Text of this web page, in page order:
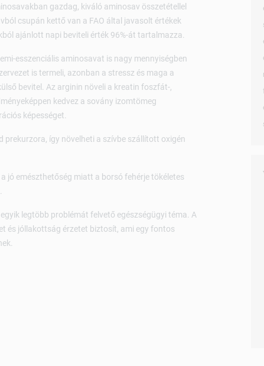
gazdag, kiváló aminosav összetétellel
csupán kettő van a FAO által javasolt értékek
ajánlott napi beviteli érték 96%-át tartalmazza.
esszenciális aminosavat is nagy mennyiségben
is termeli, azonban a stressz és maga a
bevitel. Az arginin növeli a kreatin foszfát-,
kedvez a sovány izomtömeg
képességet.
így növelheti a szívbe szállított oxigén
jó emészthetőség miatt a borsó fehérje tökéletes
legtöbb problémát felvető egészségügyi téma. A
és jóllakottság érzetet biztosít, ami egy fontos